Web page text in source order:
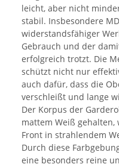
leicht, aber nicht
stabil. Insbesondere
widerstandsfähiger
Gebrauch und der
erfolgreich trotzt. Die
schützt nicht nur
auch dafür, dass die
verschleißt und lange
Der Korpus der
mattem Weiß
Front in strahlendem
Durch diese
eine besonders reine